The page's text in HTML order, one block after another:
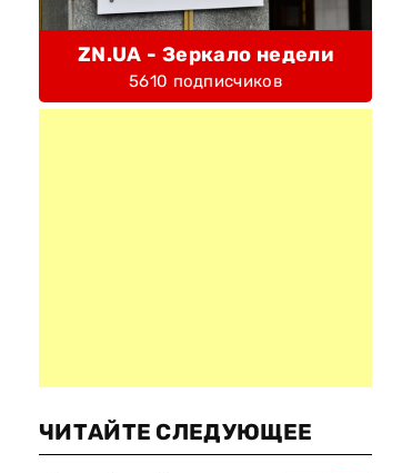
ZN.UA - Зеркало недели
5610 подписчиков
ЧИТАЙТЕ СЛЕДУЮЩЕЕ